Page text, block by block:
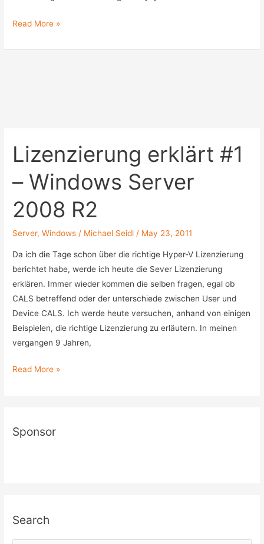
Lizenzierung
#2
Read More »
Lizenzierung erklärt #1
– Windows Server
2008 R2
Server,Windows / Michael Seidl / May 23, 2011
Da ich die Tage schon über die richtige Hyper-V Lizenzierung
berichtet habe, werde ich heute die Sever Lizenzierung
erklären. Immer wieder kommen die selben fragen, egal ob
CALS betreffend oder der unterschiede zwischen User und
Device CALS. Ich werde heute versuchen, anhand von einigen
Beispielen, die richtige Lizenzierung zu erläutern. In meinen
vergangen 9 Jahren,
Lizenzierung
Windows
Read More »
Sponsor
Search